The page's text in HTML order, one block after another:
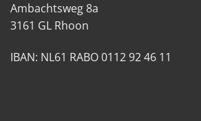
Ambachtsweg 8a
3161 GL Rhoon
IBAN: NL61 RABO 0112 92 46 11